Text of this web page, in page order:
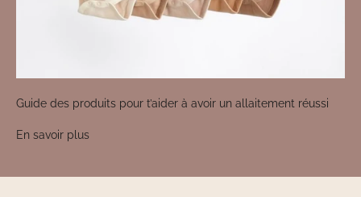
Guide des produits pour t’aider à avoir un allaitement réussi
En savoir plus